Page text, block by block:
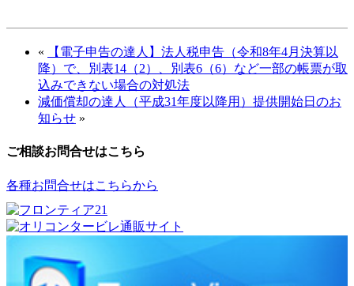
«
【電子申告の達人】法人税申告（令和8年4月決算以
降）で、別表14（2）、別表6（6）など一部の帳票が取
込みできない場合の対処法
減価償却の達人（平成31年度以降用）提供開始日のお
知らせ »
ご相談お問合せはこちら
各種お問合せはこちらから